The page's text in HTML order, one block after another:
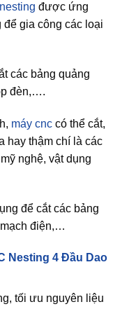
được ứng
gia công các loại
các bảng quảng
đèn,….
máy cnc có thể cắt,
hay thậm chí là các
nghệ, vật dụng
để cắt các bảng
mạch điện,…
Nesting 4 Đầu Dao
tối ưu nguyên liệu